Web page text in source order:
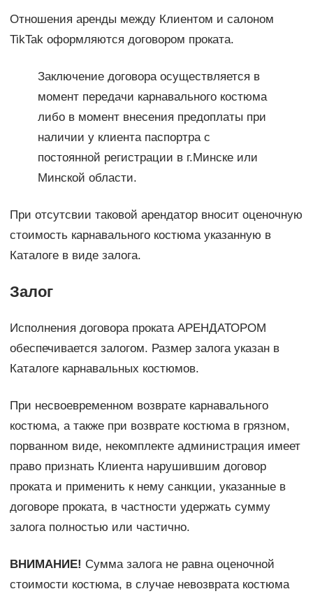
Отношения аренды между Клиентом и салоном
TikTak оформляются договором проката.
Заключение договора осуществляется в
момент передачи карнавального костюма
либо в момент внесения предоплаты при
наличии у клиента паспортра с
постоянной регистрации в г.Минске или
Минской области.
При отсутсвии таковой арендатор вносит оценочную
стоимость карнавального костюма указанную в
Каталоге в виде залога.
Залог
Исполнения договора проката АРЕНДАТОРОМ
обеспечивается залогом. Размер залога указан в
Каталоге карнавальных костюмов.
При несвоевременном возврате карнавального
костюма, а также при возврате костюма в грязном,
порванном виде, некомплекте администрация имеет
право признать Клиента нарушившим договор
проката и применить к нему санкции, указанные в
договоре проката, в частности удержать сумму
залога полностью или частично.
ВНИМАНИЕ! Сумма залога не равна оценочной
стоимости костюма, в случае невозврата костюма